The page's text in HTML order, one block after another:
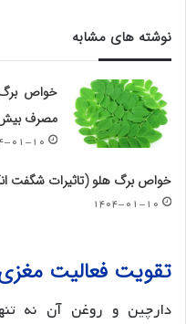
نوشته های مشابه
خواص برگ
مصرف بیش
۱۴۰۴-
خواص برگ هلو (تاثیرات شگفت
۱۴۰۴-۰۱-۱۰
تقویت فعالیت
دارچین و روغن آن نه